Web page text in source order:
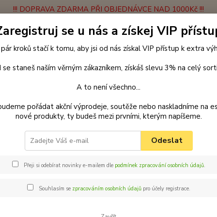
!!! DOPRAVA ZDARMA PŘI OBJEDNÁVCE NAD 1000Kč !!!
Vrácení zboží Obchodní podmínky Velkoobchodní spolupráce
klasický postroj pro psy 28
se u nás a získej VIP
kroků stačí k tomu, aby jsi od nás získal VIP přístup k extra
se staneš naším věrným zákazníkem, získáš slevu 3% na celý
A to není všechno...
pořádat akční výprodeje, soutěže nebo naskladníme na
nové produkty, ty budeš mezi prvními, kterým napíšeme.
Odeslat
Přeji si odebírat novinky e-mailem dle podmínek zpracování osobních údajů.
Souhlasím se zpracováním osobních údajůpro účely registrace.